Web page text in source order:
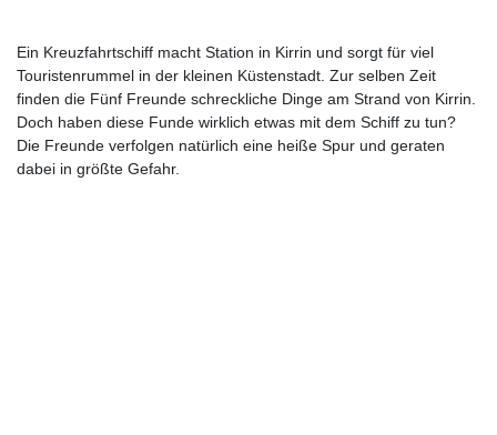
Ein Kreuzfahrtschiff macht Station in Kirrin und sorgt für viel
Touristenrummel in der kleinen Küstenstadt. Zur selben Zeit
finden die Fünf Freunde schreckliche Dinge am Strand von Kirrin.
Doch haben diese Funde wirklich etwas mit dem Schiff zu tun?
Die Freunde verfolgen natürlich eine heiße Spur und geraten
dabei in größte Gefahr.